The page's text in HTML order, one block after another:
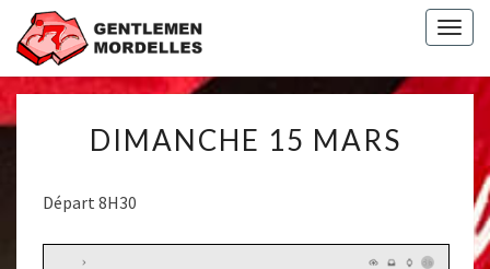
15
DIMANCHE 15 MARS
Départ 8H30